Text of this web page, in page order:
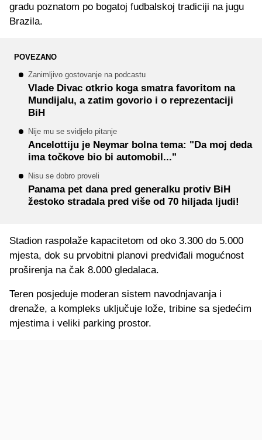
gradu poznatom po bogatoj fudbalskoj tradiciji na jugu
Brazila.
POVEZANO
Zanimljivo gostovanje na podcastu
Vlade Divac otkrio koga smatra favoritom na
Mundijalu, a zatim govorio i o reprezentaciji
BiH
Nije mu se svidjelo pitanje
Ancelottiju je Neymar bolna tema: "Da moj deda
ima točkove bio bi automobil..."
Nisu se dobro proveli
Panama pet dana pred generalku protiv BiH
žestoko stradala pred više od 70 hiljada ljudi!
Stadion raspolaže kapacitetom od oko 3.300 do 5.000
mjesta, dok su prvobitni planovi predviđali mogućnost
proširenja na čak 8.000 gledalaca.
Teren posjeduje moderan sistem navodnjavanja i
drenaže, a kompleks uključuje lože, tribine sa sjedećim
mjestima i veliki parking prostor.